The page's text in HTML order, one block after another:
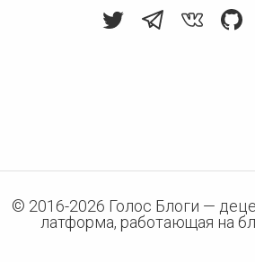
© 2016-2026 Голос Блоги —
латформа, работающая на